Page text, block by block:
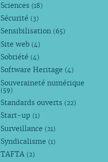
Sciences (18)
Sécurité (3)
Sensibilisation (65)
Site web (4)
Sobriété (4)
Software Heritage (4)
Souveraineté numérique
(59)
Standards ouverts (22)
Start-up (1)
Surveillance (21)
Syndicalisme (1)
TAFTA (2)